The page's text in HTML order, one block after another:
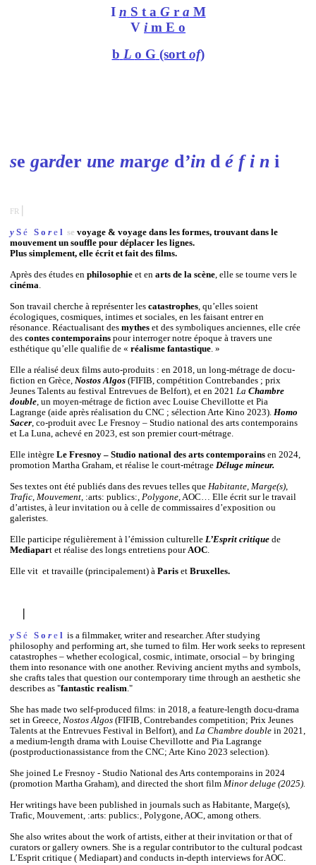
I n S t a Gr a M
V im E o
b L o G(sort of)
se garder une marge d’in dé f i ni
FR
y Sé S or e l sevoyage & voyage dans les formes, trouvant dans le
mouvement un souffle pour déplacer les lignes.
Plus simplement, elle écrit et fait des films.
Après des études enphilosophieet enarts de la scène, elle se tourne vers le
cinéma.
Son travail cherche à représenter lescatastrophes, qu’elles soient
écologiques, cosmiques, intimes et sociales, en les faisant entrer en
résonance. Réactualisant desmythes et des symboliques anciennes, elle crée
descontes contemporains pour interroger notre époque à travers une
esthétique qu’elle qualifie de «réalisme fantastique. »
Elle a réalisé deux films auto-produits : en 2018, un long-métrage de docu-
fiction en Grèce,Nostos Algos (FIFIB, compétition Contrebandes ; prix
Jeunes Talents au festival Entrevues de Belfort), et en 2021LaChambre
double, un moyen-métrage de fiction avec Louise Chevillotte et Pia
Lagrange (aide après réalisation du CNC ; sélection Arte Kino 2023).Homo
Sacer, co-produit avec Le Fresnoy – Studio national des arts contemporains
et La Luna, achevé en 2023, est son premier court-métrage.
Elle intègreLe Fresnoy – Studio national des arts contemporains en 2024,
promotion Martha Graham, et réalise le court-métrage Déluge mineur.
Ses textes ont été publiés dans des revues telles queHabitante,Marge(s),
Trafic,Mouvement, :arts: publics:,Polygone, AOC… Elle écrit sur le travail
d’artistes, à leur invitation ou à celle de commissaires d’exposition ou
galeristes.
Elle participe régulièrement à l’émission culturelleL’Esprit critique de
Mediapart et réalise des longs entretiens pourAOC.
Elle vit et travaille (principalement) àPariset Bruxelles.
y Sé S or e l is a filmmaker, writer and researcher. After studying
philosophy and performing art, she turned to film. Her work seeks to represent
catastrophes – whether ecological, cosmic, intimate, orsocial – by bringing
them into resonance with one another. Reviving ancient myths and symbols,
she crafts tales that question our contemporary time through an aesthetic she
describes as "fantastic realism."
She has made two self-produced films: in 2018, a feature-length docu-drama
set in Greece,Nostos Algos (FIFIB, Contrebandes competition; Prix Jeunes
Talents at the Entrevues Festival in Belfort), andLa Chambre double in 2021,
a medium-length drama with Louise Chevillotte and Pia Lagrange
(postproductionassistance from the CNC; Arte Kino 2023 selection).
She joined Le Fresnoy - Studio National des Arts contemporains in 2024
(promotion Martha Graham), and directed the short filmMinor deluge (2025).
Her writings have been published in journals such as Habitante, Marge(s),
Trafic, Mouvement, :arts: publics:, Polygone, AOC, among others.
She also writes about the work of artists, either at their invitation or that of
curators or gallery owners. She is a regular contributor to the cultural podcast
L’Esprit critique ( Mediapart) and conducts in-depth interviews for AOC.